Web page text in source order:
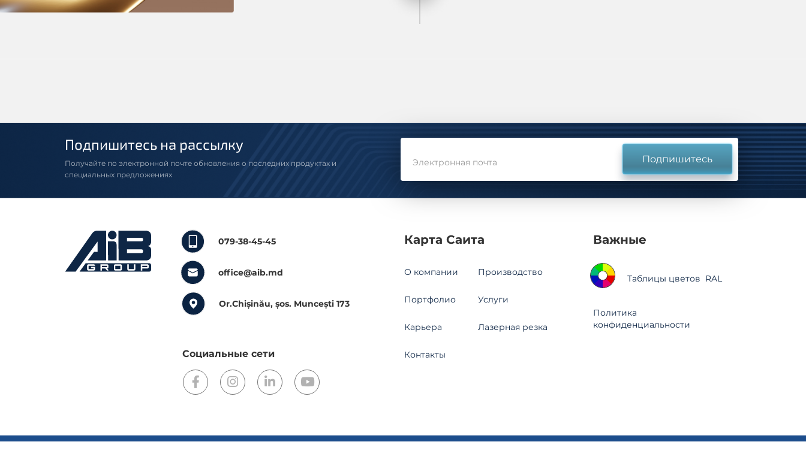
Подпишитесь на рассылку
Получайте по электронной почте обновления о последних продуктах и
специальных предложениях
Электронная почта Подпишитесь
079-38-45-45
office@aib.md
Or.Chișinău, șos. Muncești 173
Социальные сети
Карта Саита
О компании
Портфолио
Карьера
Контакты
Производство
Услуги
Лазерная резка
Важные
Таблицы цветов RAL
Политика
конфиденциальности